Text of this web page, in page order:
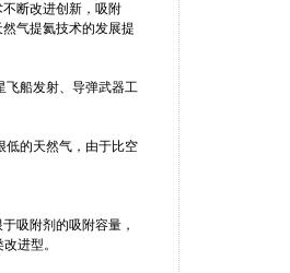
断改进创新，吸附
气提氦技术的发展提
飞船发射、导弹武器工
低的天然气，由于比空
吸附剂的吸附容量，
进型。